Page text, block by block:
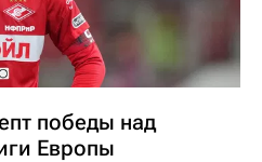
победы над
Европы